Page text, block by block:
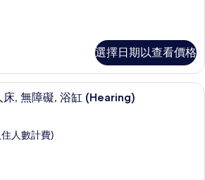
選擇日期以查看價格
高級寢具、客房內保險箱、書桌、筆
床, 無障礙, 浴缸 (Hearing)
人數計費)